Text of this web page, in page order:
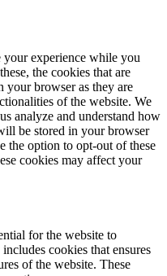
your experience while you
the cookies that are
your browser as they are
of the website. We
analyze and understand how
be stored in your browser
the option to opt-out of these
cookies may affect your
for the website to
cookies that ensures
of the website. These